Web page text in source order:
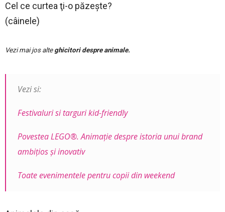
Cel ce curtea ţi-o păzeşte?
(câinele)
Vezi mai jos alte ghicitori despre animale.
Vezi si:
Festivaluri si targuri kid-friendly
Povestea LEGO®. Animație despre istoria unui brand
ambițios și inovativ
Toate evenimentele pentru copii din weekend